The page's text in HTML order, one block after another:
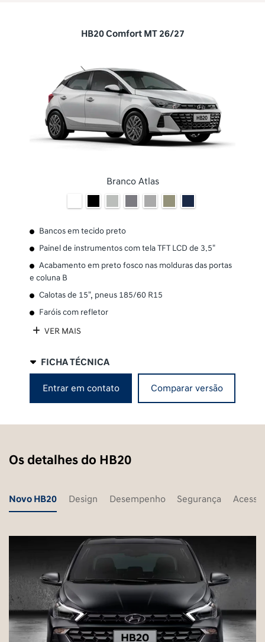
HB20 Comfort MT 26/27
Branco Atlas
Bancos em tecido preto
Painel de instrumentos com tela TFT LCD de 3.5"
Acabamento em preto fosco nas molduras das portas
e coluna B
Calotas de 15", pneus 185/60 R15
Faróis com refletor
VER MAIS
FICHA TÉCNICA
Entrar em contato Comparar versão
Os detalhes do HB20
Novo HB20 Design Desempenho Segurança